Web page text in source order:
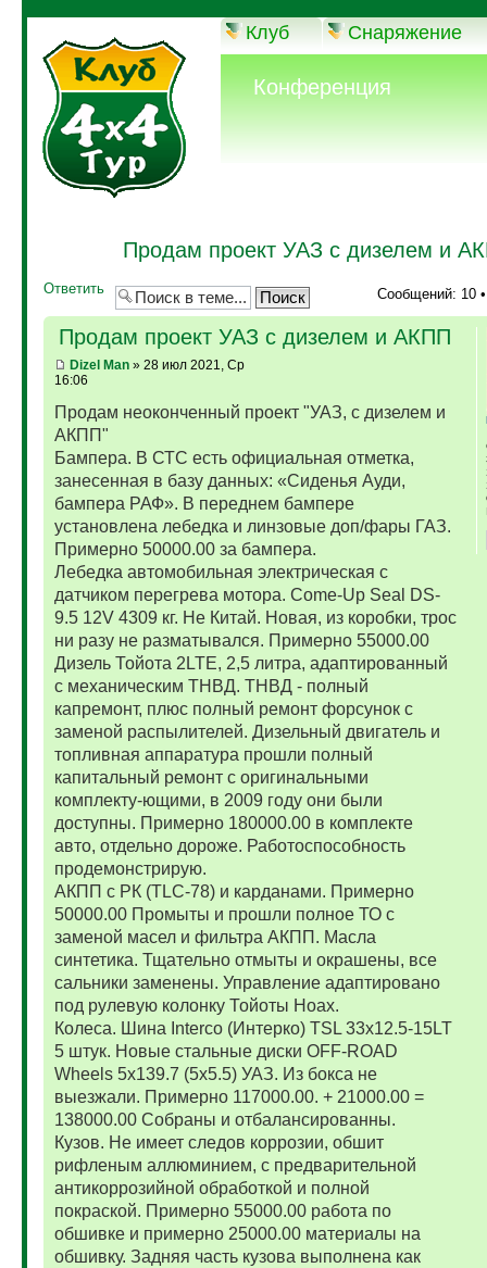
Клуб Снаряжение
Конференция
Продам проект УАЗ с дизелем и
Ответить Сообщений: 10
Продам проект УАЗ с дизелем и АКПП
Dizel Man» 28 июл 2021, Ср
16:06
Продам неоконченный проект "УАЗ, с дизелем и
АКПП"
Бампера. В СТС есть официальная отметка,
занесенная в базу данных: «Сиденья Ауди,
бампера РАФ». В переднем бампере
установлена лебедка и линзовые доп/фары ГАЗ.
Примерно 50000.00 за бампера.
Лебедка автомобильная электрическая с
датчиком перегрева мотора. Come-Up Seal DS-
9.5 12V 4309 кг. Не Китай. Новая, из коробки, трос
ни разу не разматывался. Примерно 55000.00
Дизель Тойота 2LTE, 2,5 литра, адаптированный
с механическим ТНВД. ТНВД - полный
капремонт, плюс полный ремонт форсунок с
заменой распылителей. Дизельный двигатель и
топливная аппаратура прошли полный
капитальный ремонт с оригинальными
комплекту-ющими, в 2009 году они были
доступны. Примерно 180000.00 в комплекте
авто, отдельно дороже. Работоспособность
продемонстрирую.
АКПП с РК (TLC-78) и карданами. Примерно
50000.00 Промыты и прошли полное ТО с
заменой масел и фильтра АКПП. Масла
синтетика. Тщательно отмыты и окрашены, все
сальники заменены. Управление адаптировано
под рулевую колонку Тойоты Ноах.
Колеса. Шина Interco (Интерко) TSL 33x12.5-15LT
5 штук. Новые стальные диски OFF-ROAD
Wheels 5x139.7 (5x5.5) УАЗ. Из бокса не
выезжали. Примерно 117000.00. + 21000.00 =
138000.00 Собраны и отбалансированны.
Кузов. Не имеет следов коррозии, обшит
рифленым аллюминием, с предварительной
антикоррозийной обработкой и полной
покраской. Примерно 55000.00 работа по
обшивке и примерно 25000.00 материалы на
обшивку. Задняя часть кузова выполнена как